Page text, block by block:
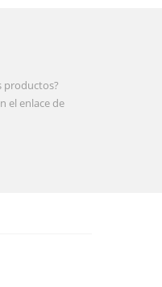
productos?
el enlace de